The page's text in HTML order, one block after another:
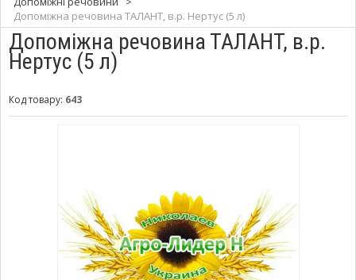
Допоміжна речовина ТАЛАНТ, в.р. Нертус (5 л)
Допоміжна речовина ТАЛАНТ, в.р.
Нертус (5 л)
Код товару: 643